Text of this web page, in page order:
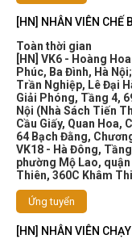
[HN] NHÂN VIÊN CHẾ
Toàn thời gian
[HN] VK6 - Hoàng
Phúc, Ba Đình, Hà Nội;
Trần Nghiệp, Lê Đại
Giải Phóng, Tầng 4,
Nội (Nhà Sách Tiến
Cầu Giấy, Quan Hoa,
64 Bạch Đằng,
VK18 - Hà Đông,
phường Mộ Lao,
Thiên, 360C Khâm
Ứng tuyển
[HN] NHÂN VIÊN